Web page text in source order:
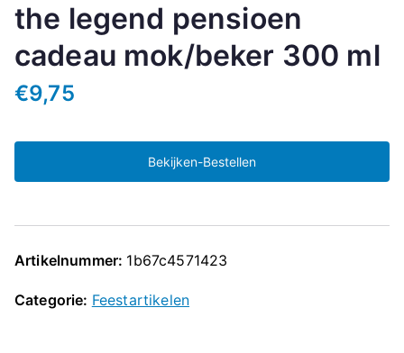
the legend pensioen
cadeau mok/beker 300 ml
€9,75
Bekijken-Bestellen
Artikelnummer: 1b67c4571423
Categorie: Feestartikelen